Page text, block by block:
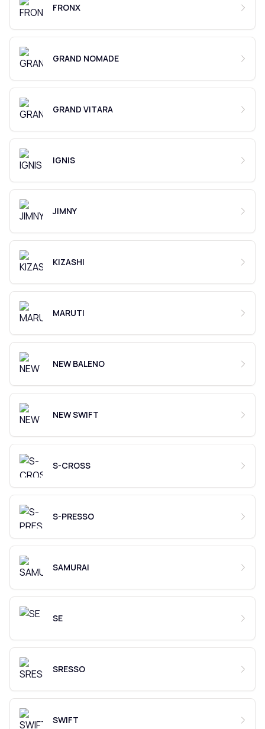
FRONX
GRAND NOMADE
GRAND VITARA
IGNIS
JIMNY
KIZASHI
MARUTI
NEW BALENO
NEW SWIFT
S-CROSS
S-PRESSO
SAMURAI
SE
SRESSO
SWIFT